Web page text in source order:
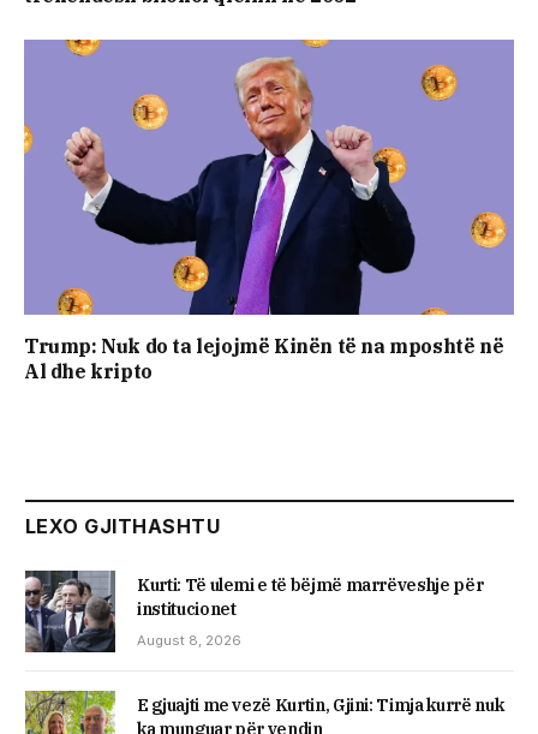
Trump: Nuk do ta lejojmë Kinën të na mposhtë në
Al dhe kripto
LEXO GJITHASHTU
Kurti: Të ulemi e të bëjmë marrëveshje për
institucionet
August 8, 2026
E gjuajti me vezë Kurtin, ​Gjini: Timja kurrë nuk
ka munguar për vendin